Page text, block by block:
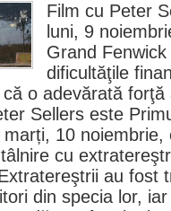
Film cu Peter
luni, 9
Grand
dificultăţile
că o adevărată
Sellers este
marți, 10
cu
au fost
din specia lor,